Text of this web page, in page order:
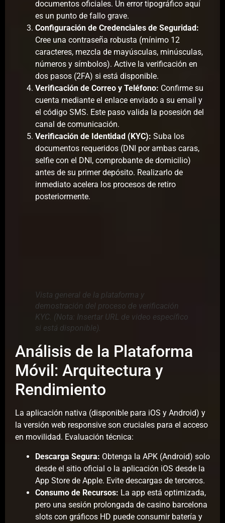
documentos oficiales. Un error tipográfico aquí
es un punto de fallo grave.
Configuración de Credenciales de Seguridad:
Cree una contraseña robusta (mínimo 12
caracteres, mezcla de mayúsculas, minúsculas,
números y símbolos). Active la verificación en
dos pasos (2FA) si está disponible.
Verificación de Correo y Teléfono: Confirme su
cuenta mediante el enlace enviado a su email y
el código SMS. Este paso valida la posesión del
canal de comunicación.
Verificación de Identidad (KYC): Suba los
documentos requeridos (DNI por ambas caras,
selfie con el DNI, comprobante de domicilio)
antes de su primer depósito. Realizarlo de
inmediato acelera los procesos de retiro
posteriormente.
Vista general de la plataforma y
demostración del proceso de verificación
KYC. (Nota: Insertar URL de video específico
si está disponible).
Análisis de la Plataforma
Móvil: Arquitectura y
Rendimiento
La aplicación nativa (disponible para iOS y Android) y
la versión web responsive son cruciales para el acceso
en movilidad. Evaluación técnica:
Descarga Segura: Obtenga la APK (Android) solo
desde el sitio oficial o la aplicación iOS desde la
App Store de Apple. Evite descargas de terceros.
Consumo de Recursos: La app está optimizada,
pero una sesión prolongada de casino barcelona
slots con gráficos HD puede consumir batería y